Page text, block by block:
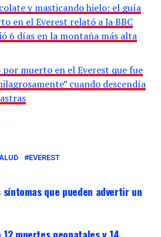
y masticando hielo: el guía
en el Everest relató a la BBC
6 días en la montaña más alta
por muerto en el Everest que fue
cuando descendía
EVEREST
que pueden advertir un
muertes neonatales y 14